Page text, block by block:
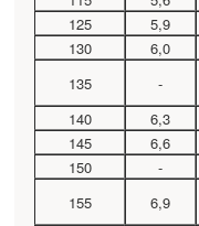
125
5,9
130
6,0
135
-
140
6,3
145
6,6
150
-
155
6,9